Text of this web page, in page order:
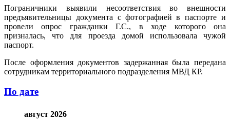
Пограничники выявили несоответствия во внешности
предъявительницы документа с фотографией в паспорте и
провели опрос гражданки Г.С., в ходе которого она
призналась, что для проезда домой использовала чужой
паспорт.
После оформления документов задержанная была передана
сотрудникам территориального подразделения МВД КР.
По дате
август 2026